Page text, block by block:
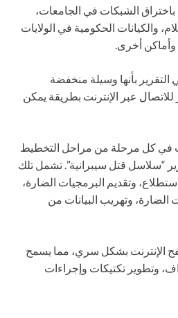
الشبكات في الجامعات،
والكيانات الحكومية في الولايات
وأماكن أخرى.
بأنها وسيلة منخفضة
عبر الإنترنت بطريقة يمكن
في كل مرحلة من مراحل التخطيط
“سلاسل قتل سيبرانية”. تشمل تلك
وتقديم البرمجيات الضارة،
الضارة، وتهريب البيانات من
الإنترنت بشكل سري، مما يسمح
وتطوير تكتيكات وإجراءات